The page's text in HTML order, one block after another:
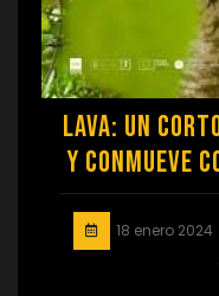
Lava: Un
y Conmueve
18 enero 2024